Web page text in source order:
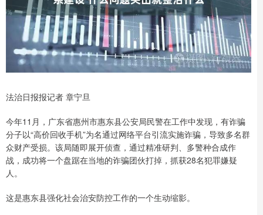
法治日报报记者 章宁旦
今年11月，广东省惠州市惠东县公安局民警在工作中发现，有诈骗
分子以“高价回收手机”为名通过网络平台引流实施诈骗，导致多名群
众财产受损。该局随即展开侦查，通过精准研判、多警种合成作
战，成功将一个盘踞在当地的诈骗团伙打掉，抓获28名犯罪嫌疑
人。
这是惠东县强化社会治安防控工作的一个生动缩影。